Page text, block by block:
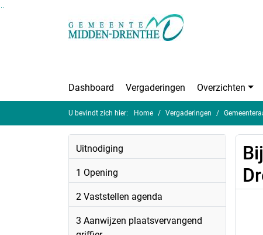
Dashboard Vergaderingen Overzichten
U bevindt zich hier: Home Vergaderingen
Uitnodiging
1 Opening
2 Vaststellen agenda
3 Aanwijzen plaatsvervangend